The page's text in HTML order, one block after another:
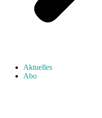
Aktuelles
Abo